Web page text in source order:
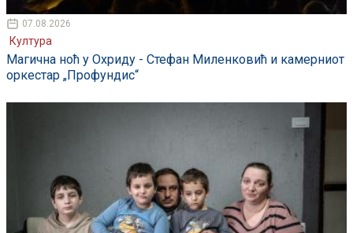
07.08.2026
Култура
Магична ноћ у Охриду - Стефан Миленковић и камерниот
оркестар „Профундис“